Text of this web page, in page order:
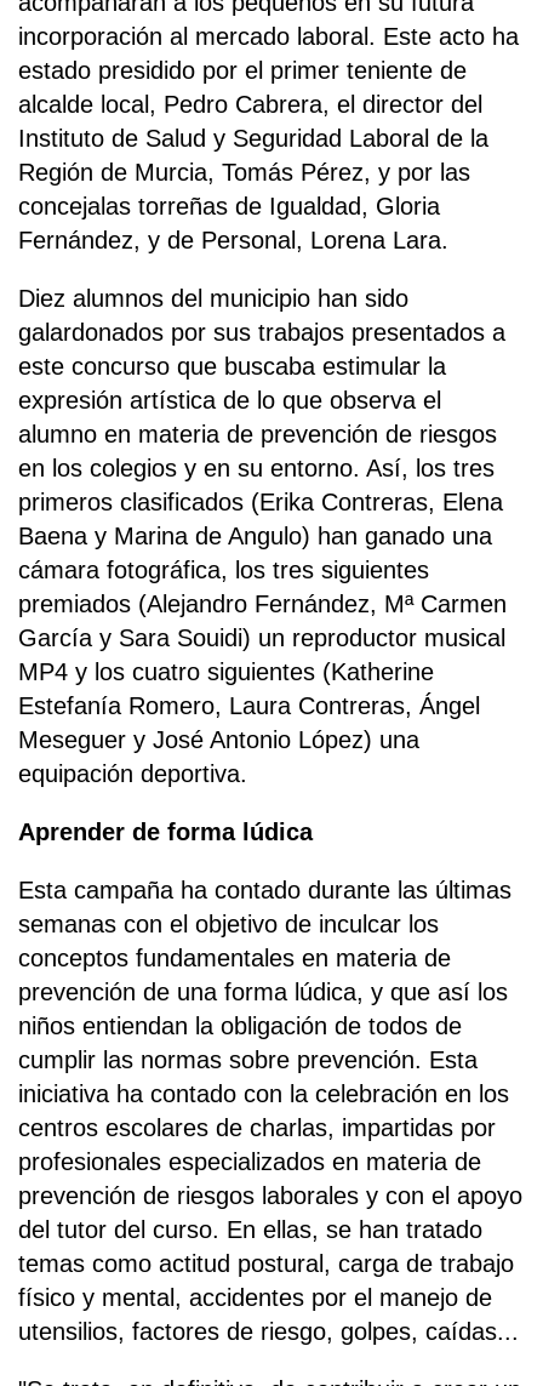
incorporación al mercado laboral. Este acto ha
estado presidido por el primer teniente de
alcalde local, Pedro Cabrera, el director del
Instituto de Salud y Seguridad Laboral de la
Región de Murcia, Tomás Pérez, y por las
concejalas torreñas de Igualdad, Gloria
Fernández, y de Personal, Lorena Lara.
Diez alumnos del municipio han sido
galardonados por sus trabajos presentados a
este concurso que buscaba estimular la
expresión artística de lo que observa el
alumno en materia de prevención de riesgos
en los colegios y en su entorno. Así, los tres
primeros clasificados (Erika Contreras, Elena
Baena y Marina de Angulo) han ganado una
cámara fotográfica, los tres siguientes
premiados (Alejandro Fernández, Mª Carmen
García y Sara Souidi) un reproductor musical
MP4 y los cuatro siguientes (Katherine
Estefanía Romero, Laura Contreras, Ángel
Meseguer y José Antonio López) una
equipación deportiva.
Aprender de forma lúdica
Esta campaña ha contado durante las últimas
semanas con el objetivo de inculcar los
conceptos fundamentales en materia de
prevención de una forma lúdica, y que así los
niños entiendan la obligación de todos de
cumplir las normas sobre prevención. Esta
iniciativa ha contado con la celebración en los
centros escolares de charlas, impartidas por
profesionales especializados en materia de
prevención de riesgos laborales y con el apoyo
del tutor del curso. En ellas, se han tratado
temas como actitud postural, carga de trabajo
físico y mental, accidentes por el manejo de
utensilios, factores de riesgo, golpes, caídas...